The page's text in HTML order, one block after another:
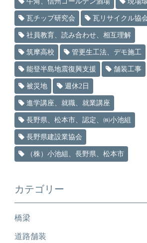
瓦チップ研究会 瓦リサイクル協
社員教育、読み合わせ、相互理解
筑摩高校 管更生工法、デモ施工
能登半島地震復興支援 舗装工事
被災地 週休2日
進学講座、就職、就業講座
長野県、松本市、認定、㈱小池組
長野県建設業協会
（株）小池組、長野県、松本市
カテゴリー
橋梁
道路舗装